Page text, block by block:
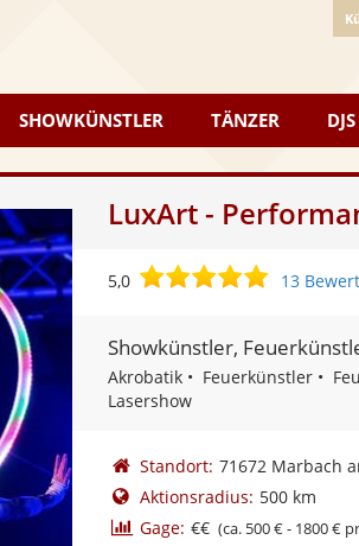
SHOWKÜNSTLER TÄNZER DJS
LuxArt -
5,0
5,0
Sternen
13
Showkünstler,
Akrobatik Feuerkünstler
Lasershow
Standort: 71672 Marbach
Aktionsradius: 500 km
Gage: €€ (ca. 500 € - 1800 €